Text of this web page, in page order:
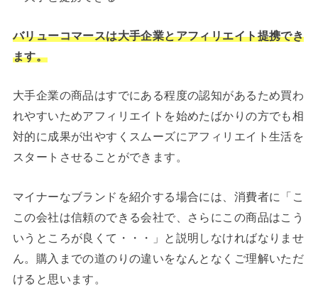
バリューコマースは大手企業とアフィリエイト提携でき
ます。
大手企業の商品はすでにある程度の認知があるため買わ
れやすいためアフィリエイトを始めたばかりの方でも相
対的に成果が出やすくスムーズにアフィリエイト生活を
スタートさせることができます。
マイナーなブランドを紹介する場合には、消費者に「こ
この会社は信頼のできる会社で、さらにこの商品はこう
いうところが良くて・・・」と説明しなければなりませ
ん。購入までの道のりの違いをなんとなくご理解いただ
けると思います。